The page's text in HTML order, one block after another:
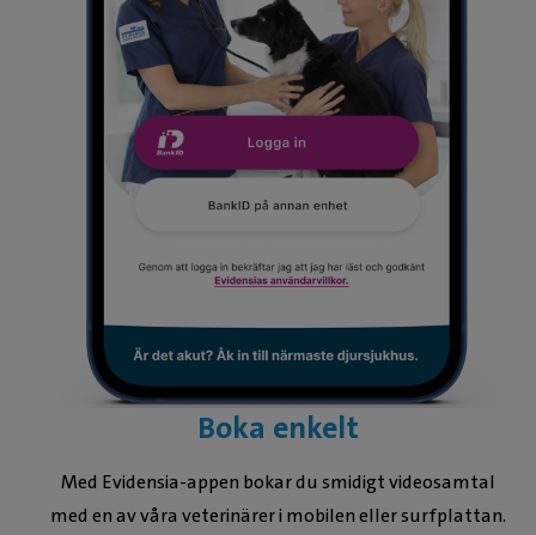
Boka enkelt
Med Evidensia-appen bokar du smidigt videosamtal
med en av våra veterinärer i mobilen eller surfplattan.